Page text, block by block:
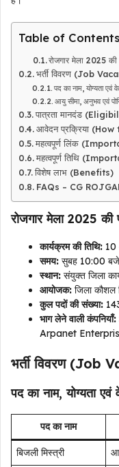
Table of Contents
रोजगार मेला 2025
भर्ती विवरण (Job
पद का नाम, योग्यता एवं
आयु सीमा, अनुभव एवं
पात्रता मानदंड
आवेदन प्रक्रिया
महत्वपूर्ण लिंक
महत्वपूर्ण तिथि
विशेष लाभ (Benefits)
FAQs – CG
रोजगार मेला 2025 की
कार्यक्रम की तिथि: 10
समय: सुबह 10:00
स्थान: संयुक्त जिला
आयोजक: जिला कौशल
कुल पदों की संख्या:
भाग लेने वाली कंपनियाँ:
Arpanet
भर्ती विवरण
पद का नाम, योग्यता एवं
पद का नाम
बिजली मिस्त्री